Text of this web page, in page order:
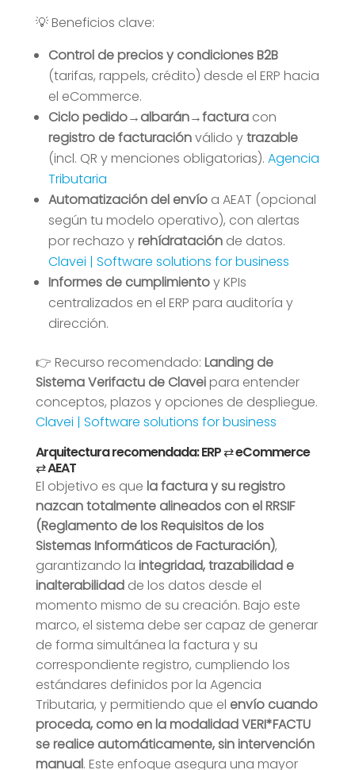
💡 Beneficios clave:
Control de precios y condiciones B2B
(tarifas, rappels, crédito) desde el ERP hacia
el eCommerce.
Ciclo pedido→albarán→facturacon
registro de facturaciónválido ytrazable
(incl. QR y menciones obligatorias). Agencia
Tributaria
Automatización del envíoa AEAT (opcional
según tu modelo operativo), con alertas
por rechazo yrehídrataciónde datos.
Clavei | Software solutions for business
Informes de cumplimientoy KPIs
centralizados en el ERP para auditoría y
dirección.
👉 Recurso recomendado: Landing de
Sistema Verifactu de Claveipara entender
conceptos, plazos y opciones de despliegue.
Clavei | Software solutions for business
Arquitectura recomendada: ERP ⇄ eCommerce
⇄ AEAT
El objetivo es que la factura y su registro
nazcan totalmente alineados con el RRSIF
(Reglamento de los Requisitos de los
Sistemas Informáticos de Facturación),
garantizando la integridad, trazabilidad e
inalterabilidadde los datos desde el
momento mismo de su creación. Bajo este
marco, el sistema debe ser capaz de generar
de forma simultánea la factura y su
correspondiente registro, cumpliendo los
estándares definidos por la Agencia
Tributaria, y permitiendo que el envío cuando
proceda, como en la modalidad VERI*FACTU
se realice automáticamente, sin intervención
manual. Este enfoque asegura una mayor